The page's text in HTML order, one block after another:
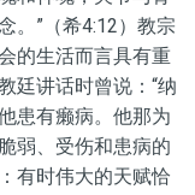
。”（希4:12）教宗
的生活而言具有重
廷讲话时曾说：“纳
患有癞病。他那为
弱、受伤和患病的
有时伟大的天赋恰